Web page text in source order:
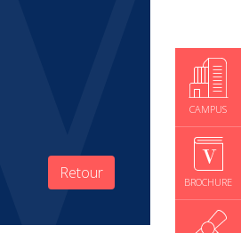
CAMPUS
BROCHURE
Retour